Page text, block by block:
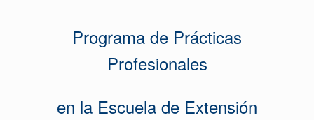
Programa de Prácticas
Profesionales
en la Escuela de Extensión